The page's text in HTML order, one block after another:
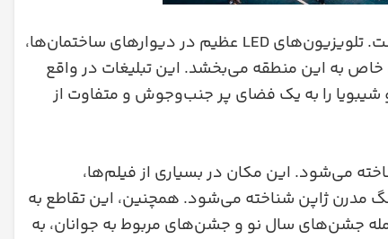
یکی از ویژگی‌های شاخص چهارراه شیبویا، حضور تبلیغات دیجیتال عظیم است. تلویزیون‌های LED عظیم در دیوارهای ساختمان‌ها،
به این منطقه می‌بخشد. این تبلیغات در واقع
و شیبویا را به یک فضای پر جنب‌وجوش و متفاوت از
می‌شود. این مکان در بسیاری از فیلم‌ها،
مدرن ژاپن شناخته می‌شود. همچنین، این تقاطع به
جشن‌های سال نو و جشن‌های مربوط به جوانان، به